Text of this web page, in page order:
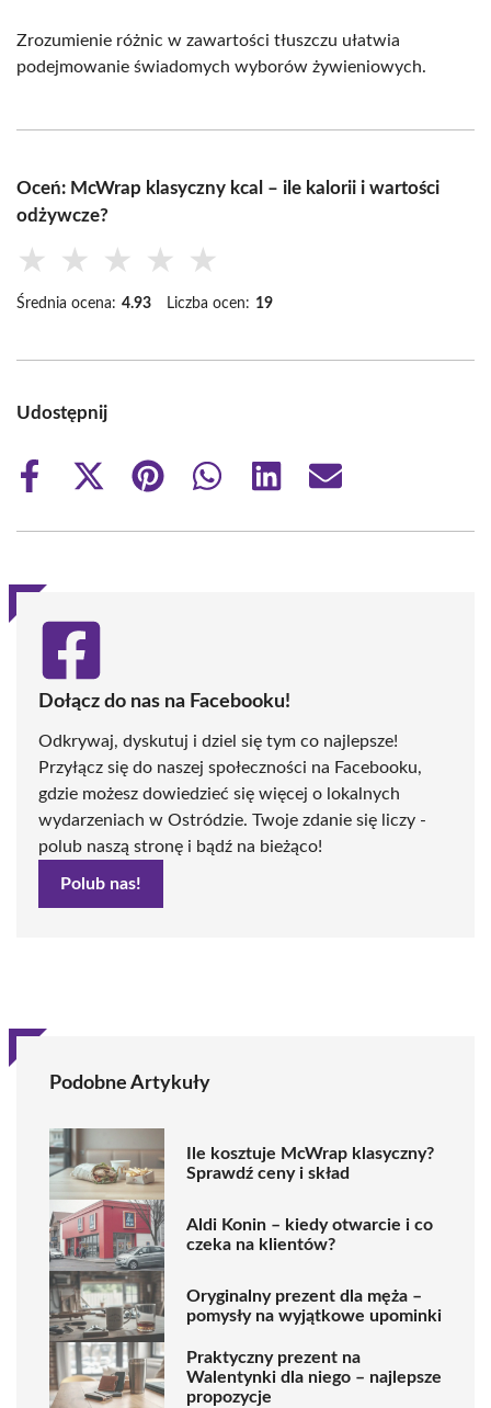
Zrozumienie różnic w zawartości tłuszczu ułatwia
podejmowanie świadomych wyborów żywieniowych.
Oceń: McWrap klasyczny kcal – ile kalorii i wartości
odżywcze?
★ ★ ★ ★ ★
Średnia ocena: 4.93 Liczba ocen: 19
Udostępnij
Share
Share
(Twitter)
Share
Share
Share
Share
Dołącz do nas na Facebooku!
Odkrywaj, dyskutuj i dziel się tym co najlepsze!
Przyłącz się do naszej społeczności na Facebooku,
gdzie możesz dowiedzieć się więcej o lokalnych
wydarzeniach w Ostródzie. Twoje zdanie się liczy -
polub naszą stronę i bądź na bieżąco!
Polub nas!
Podobne Artykuły
Ile kosztuje McWrap klasyczny?
Sprawdź ceny i skład
Aldi Konin – kiedy otwarcie i co
czeka na klientów?
Oryginalny prezent dla męża –
pomysły na wyjątkowe upominki
Praktyczny prezent na
Walentynki dla niego – najlepsze
propozycje